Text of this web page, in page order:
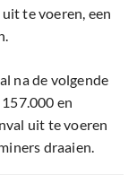
te voeren, een
na de volgende
en
uit te voeren
draaien.